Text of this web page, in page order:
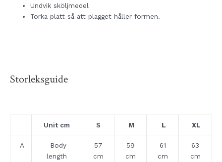
Undvik sköljmedel
Torka platt så att plagget håller formen.
Storleksguide
Unit cm S M L XL
A
Body
length
57
cm
59
cm
61
cm
63
cm